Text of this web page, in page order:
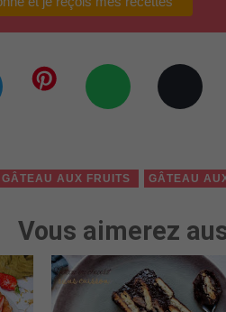
GÂTEAU AUX FRUITS GÂTEAU
Vous aimerez